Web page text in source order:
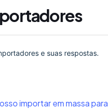
e suas respostas.
importar em massa